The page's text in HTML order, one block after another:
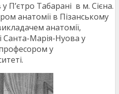
П’єтро Табарані в м. Сієна.
анатомії в Пізанському
анатомії,
Санта-Марія-Нуова у
у